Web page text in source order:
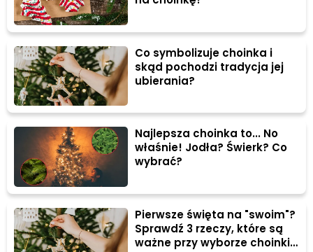
Co symbolizuje choinka i
skąd pochodzi tradycja jej
ubierania?
Najlepsza choinka to... No
właśnie! Jodła? Świerk? Co
wybrać?
Pierwsze święta na "swoim"?
Sprawdź 3 rzeczy, które są
ważne przy wyborze choinki